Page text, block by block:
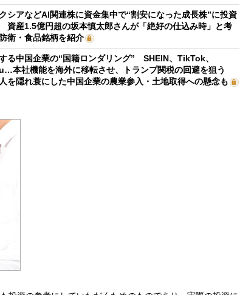
シアなどAI関連株に資金集中で“割安になった成長株”に投資
産1.5億円超の坂本慎太郎さんが「絶好の仕込み時」と考
衛・食品銘柄を紹介
る中国企業の“国籍ロンダリング” SHEIN、TikTok、
本社機能を海外に移転させ、トランプ関税の回避を狙う
を隠れ蓑にした中国企業の農業参入・土地取得への懸念も